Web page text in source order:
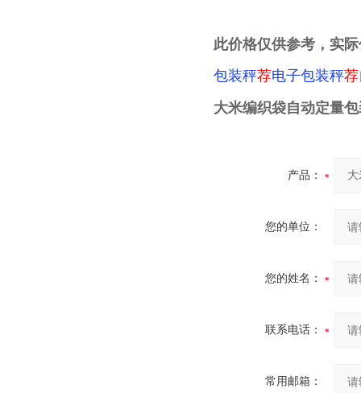
此价格仅供参考，实
包装秤荐电子包装秤荐
大米编织袋自动定量
产品：
您的单位：
您的姓名：
联系电话：
常用邮箱：